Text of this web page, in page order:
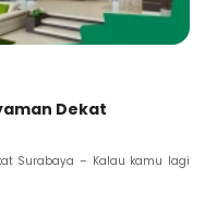
Dekat
Surabaya – Kalau kamu lagi